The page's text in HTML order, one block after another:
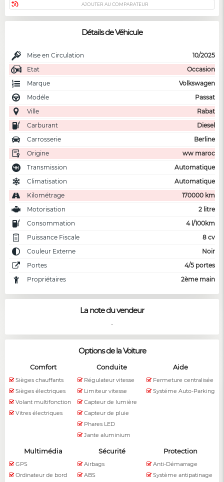
AJOUTER AU COMPARATEUR
Détails de Véhicule
Mise en Circulation
10/2025
Etat
Occasion
Marque
Volkswagen
Modéle
Passat
Ville
Rabat
Carburant
Diesel
Carrosserie
Berline
Origine
ww maroc
Transmission
Automatique
Climatisation
Automatique
Kilométrage
170000 km
Motorisation
2 litre
Consommation
4 l/100km
Puissance Fiscale
8 cv
Couleur Externe
Noir
Portes
4/5 portes
Propriétaires
2ème main
La note du vendeur
-
Options de la Voiture
Comfort
Sièges chauffants
Sièges électriques
Volant multifonction
Vitres électriques
Conduite
Régulateur vitesse
Limiteur vitesse
Capteur de lumière
Capteur de pluie
Phares LED
Jante aluminium
Aide
Fermeture centralisée
Systéme Auto-Parking
Multimédia
GPS
Ordinateur de bord
Sécurité
Airbags
ABS
Protection
Anti-Démarrage
Système antipatinage